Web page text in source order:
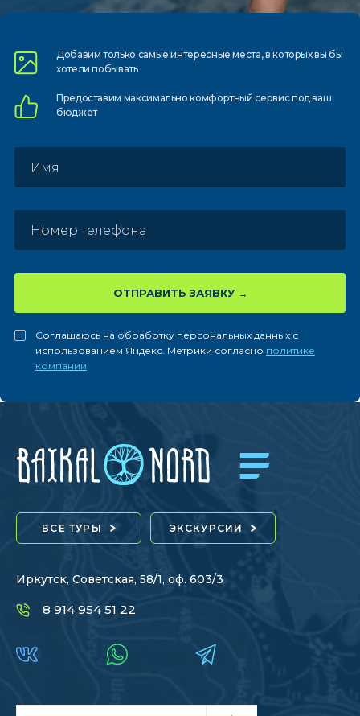
Добавим только самыеинтересные места, в которыхвы бы
хотели побывать
Предоставим максимально комфортныйсервис под ваш
бюджет
ОТПРАВИТЬ ЗАЯВКУ
Соглашаюсь на обработку персональных данных с
использованием Яндекс. Метрики согласно политике
компании
ВСЕ ТУРЫ ЭКСКУРСИИ
Иркутск, Советская, 58/1, оф. 603/3
8 914 954 51 22